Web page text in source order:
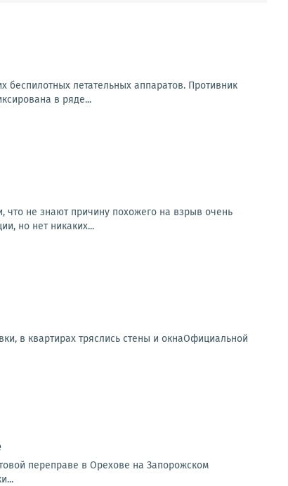
беспилотных летательных аппаратов. Противник
в ряде...
не знают причину похожего на взрыв очень
но нет никаких...
в квартирах тряслись стены и окнаОфициальной
переправе в Орехове на Запорожском